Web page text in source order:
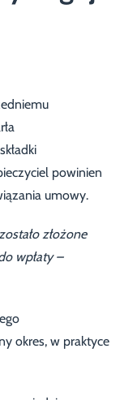
powinien
umowy.
złożone
wpłaty –
okres, w praktyce